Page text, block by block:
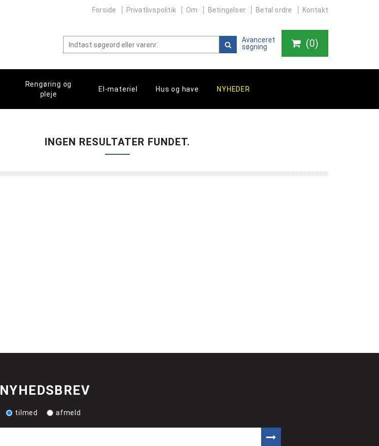
Forside Privatlivspolitik Om Betingelser Betal ordre Kontakt
Avanceret
søgning
(0)
Rengøring og
pleje
El-materiel Hus og have NYHEDER
INGEN RESULTATER FUNDET.
NYHEDSBREV
tilmed afmeld